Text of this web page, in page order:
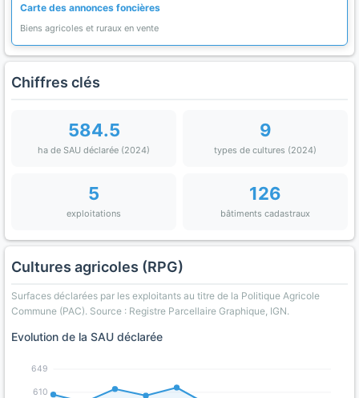
Carte des annonces foncières
Biens agricoles et ruraux en vente
Chiffres clés
584.5
ha de SAU déclarée (2024)
9
types de cultures (2024)
5
exploitations
126
bâtiments cadastraux
Cultures agricoles (RPG)
Surfaces déclarées par les exploitants au titre de la Politique Agricole
Commune (PAC). Source : Registre Parcellaire Graphique, IGN.
Evolution de la SAU déclarée
610
649